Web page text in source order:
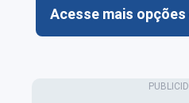
Acesse mais